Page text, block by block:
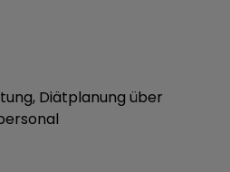
Diätplanung über